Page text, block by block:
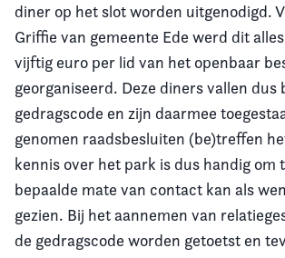
diner op het slot worden uitgenodigd.
Griffie van gemeente Ede werd dit
vijftig euro per lid van het openbaar
georganiseerd. Deze diners vallen dus
gedragscode en zijn daarmee
genomen raadsbesluiten (be)treffen
kennis over het park is dus handig om
bepaalde mate van contact kan als
gezien. Bij het aannemen van
de gedragscode worden getoetst en